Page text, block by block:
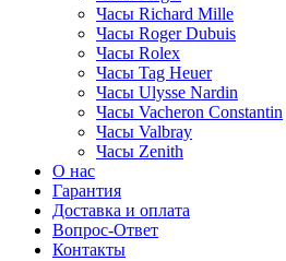
Часы Richard Mille
Часы Roger Dubuis
Часы Rolex
Часы Tag Heuer
Часы Ulysse Nardin
Часы Vacheron Constantin
Часы Valbray
Часы Zenith
О нас
Гарантия
Доставка и оплата
Вопрос-Ответ
Контакты